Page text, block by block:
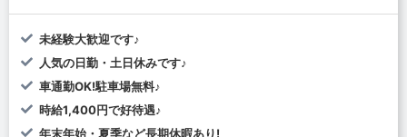
未経験大歓迎です♪
人気の日勤・土日休みです♪
車通勤OK!駐車場無料♪
時給1,400円で好待遇♪
年末年始・夏季など長期休暇あり!